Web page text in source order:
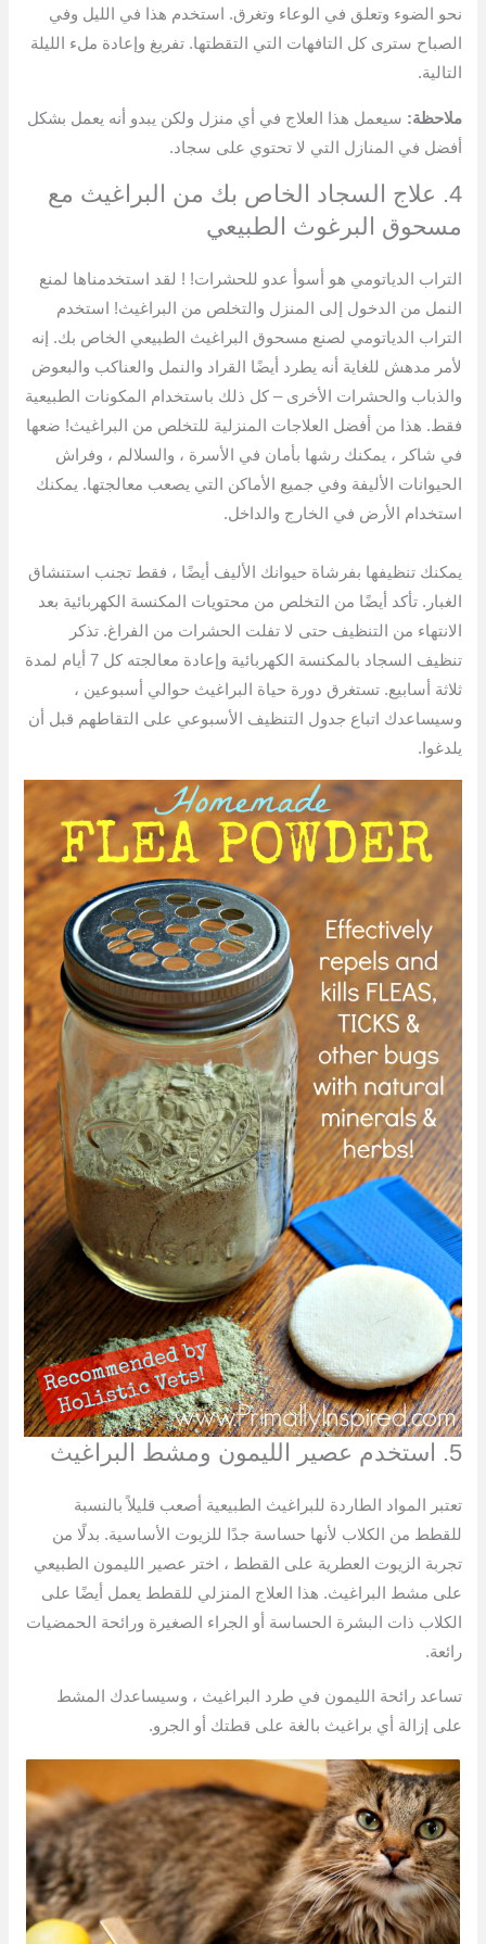
نحو الضوء وتعلق في الوعاء وتغرق. استخدم هذا في الليل وفي
الصباح سترى كل التافهات التي التقطتها. تفريغ وإعادة ملء الليلة
التالية.
ملاحظة: سيعمل هذا العلاج في أي منزل ولكن يبدو أنه يعمل بشكل
أفضل في المنازل التي لا تحتوي على سجاد.
4. علاج السجاد الخاص بك من البراغيث مع
مسحوق البرغوث الطبيعي
التراب الدياتومي هو أسوأ عدو للحشرات! ! لقد استخدمناها لمنع
النمل من الدخول إلى المنزل والتخلص من البراغيث! استخدم
التراب الدياتومي لصنع مسحوق البراغيث الطبيعي الخاص بك. إنه
لأمر مدهش للغاية أنه يطرد أيضًا القراد والنمل والعناكب والبعوض
والذباب والحشرات الأخرى – كل ذلك باستخدام المكونات الطبيعية
فقط. هذا من أفضل العلاجات المنزلية للتخلص من البراغيث! ضعها
في شاكر ، يمكنك رشها بأمان في الأسرة ، والسلالم ، وفراش
الحيوانات الأليفة وفي جميع الأماكن التي يصعب معالجتها. يمكنك
استخدام الأرض في الخارج والداخل.
يمكنك تنظيفها بفرشاة حيوانك الأليف أيضًا ، فقط تجنب استنشاق
الغبار. تأكد أيضًا من التخلص من محتويات المكنسة الكهربائية بعد
الانتهاء من التنظيف حتى لا تفلت الحشرات من الفراغ. تذكر
تنظيف السجاد بالمكنسة الكهربائية وإعادة معالجته كل 7 أيام لمدة
ثلاثة أسابيع. تستغرق دورة حياة البراغيث حوالي أسبوعين ،
وسيساعدك اتباع جدول التنظيف الأسبوعي على التقاطهم قبل أن
يلدغوا.
5. استخدم عصير الليمون ومشط البراغيث
تعتبر المواد الطاردة للبراغيث الطبيعية أصعب قليلاً بالنسبة
للقطط من الكلاب لأنها حساسة جدًا للزيوت الأساسية. بدلًا من
تجربة الزيوت العطرية على القطط ، اختر عصير الليمون الطبيعي
على مشط البراغيث. هذا العلاج المنزلي للقطط يعمل أيضًا على
الكلاب ذات البشرة الحساسة أو الجراء الصغيرة ورائحة الحمضيات
رائعة.
تساعد رائحة الليمون في طرد البراغيث ، وسيساعدك المشط
على إزالة أي براغيث بالغة على قطتك أو الجرو.